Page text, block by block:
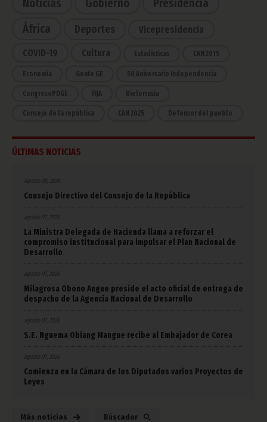
Noticias Gobierno
Presidencia
África
Deportes Vicepresidencia
COVID-19 Cultura Estadísticas CAN 2015
Economía Gente GE 50 Aniversario Independencia
CongresoPDGE FIJA Bielorrusia
Consejo de la república CAN 2025 Defensor del pueblo
ÚLTIMAS NOTICIAS
agosto 08, 2026
Consejo Directivo del Consejo de la República
agosto 07, 2026
La Ministra Delegada de Hacienda llama a reforzar el
compromiso institucional para impulsar el Plan Nacional de
Desarrollo
agosto 07, 2026
Milagrosa Obono Angue preside el acto oficial de entrega de
despacho de la Agencia Nacional de Desarrollo
agosto 07, 2026
S.E. Nguema Obiang Mangue recibe al Embajador de Corea
agosto 07, 2026
Comienza en la Cámara de los Diputados varios Proyectos de
Leyes
Más noticias Búscador